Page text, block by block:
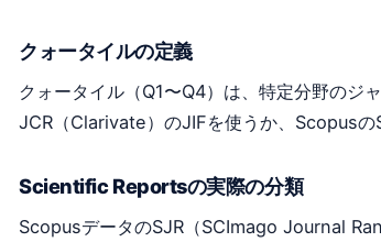
クォータイルの定義
クォータイル（Q1〜Q4）は、特定分野のジ
JCR（Clarivate）のJIFを使うか、Scopusの
Scientific Reportsの実際の分類
ScopusデータのSJR（SCImago Journal